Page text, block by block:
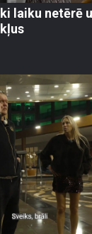
laiku netērē